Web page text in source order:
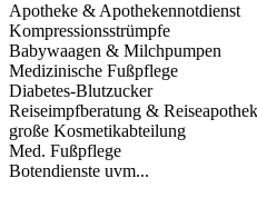
Apotheke & Apothekennotdienst
Kompressionsstrümpfe
Babywaagen & Milchpumpen
Medizinische Fußpflege
Diabetes-Blutzucker
Reiseimpfberatung &
große Kosmetikabteilung
Med. Fußpflege
Botendienste uvm...